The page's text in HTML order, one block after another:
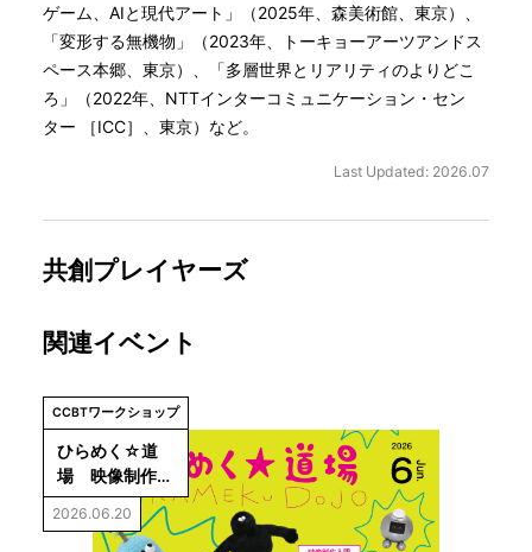
ゲーム、AIと現代アート」（2025年、森美術館、東京）、
「変形する無機物」（2023年、トーキョーアーツアンドス
ペース本郷、東京）、「多層世界とリアリティのよりどこ
ろ」（2022年、NTTインターコミュニケーション・セン
ター ［ICC］、東京）など。
Last Updated: 2026.07
共創プレイヤーズ
関連イベント
CCBTワークショップ
ひらめく☆道
場　映像制作入
門：変身してみ
よう！
2026.06.20